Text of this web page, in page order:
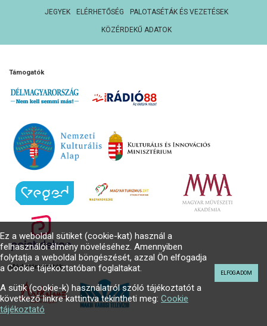
JEGYEK ELÉRHETŐSÉG PALOTASÉTÁK ÉS VEZETÉSEK
KÖZÉRDEKŰ ADATOK
Támogatók
Médiatámogatók
Ez a weboldal sütiket (cookie-kat) használ a
felhasználói élmény növeléséhez. Amennyiben
folytatja a weboldal böngészését, azzal Ön elfogadja
a Cookie tájékoztatóban foglaltakat.
A sütik (cookie-k) használatról szóló tájékoztatót a
következő linkre kattintva tekintheti meg: Cookie
tájékoztató
ELFOGADOM